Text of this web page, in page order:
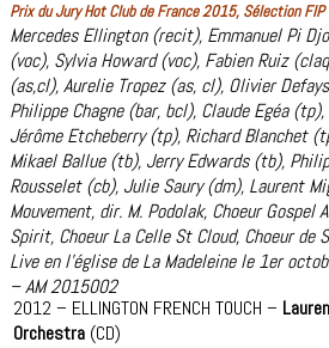
Prix du Jury Hot Club de France 2015, Sélection FIP
Mercedes Ellington (recit), Emmanuel Pi
(voc), Sylvia Howard (voc), Fabien Ruiz
(as,cl), Aurelie Tropez (as, cl), Olivier
Philippe Chagne (bar, bcl), Claude Egéa
Jérôme Etcheberry (tp), Richard Blanchet
Mikael Ballue (tb), Jerry Edwards (tb),
Rousselet (cb), Julie Saury (dm), Laurent
Mouvement, dir. M. Podolak, Choeur
Spirit, Choeur La Celle St Cloud, Choeur de
Live en l’église de La Madeleine le 1er
– AM 2015002
2012 – ELLINGTON FRENCH TOUCH –
Orchestra (CD)